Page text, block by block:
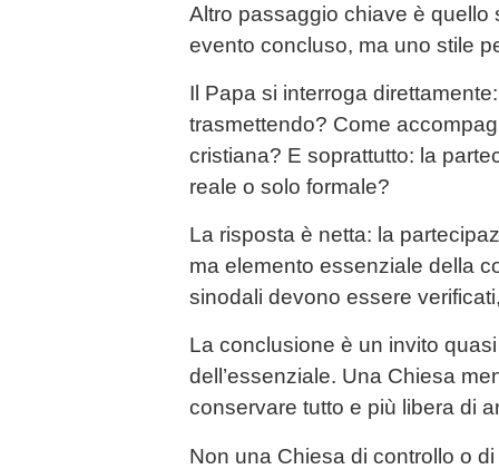
Altro passaggio chiave è quello
evento concluso, ma uno stile
Il Papa si interroga
trasmettendo? Come
cristiana? E soprattutto: la
reale o solo formale?
La risposta è netta: la
ma elemento essenziale della
sinodali devono essere
La conclusione è un invito
dell’essenziale. Una Chiesa
conservare tutto e più libera di
Non una Chiesa di controllo o